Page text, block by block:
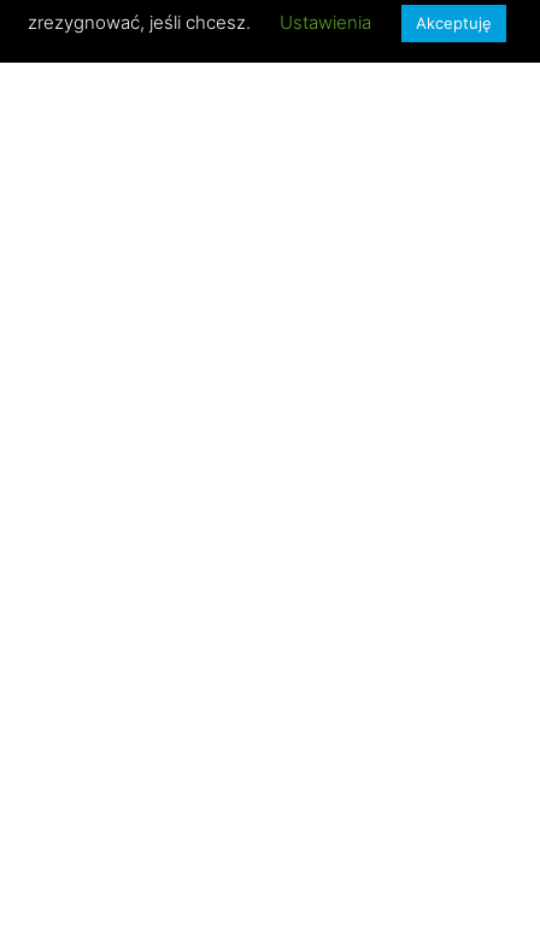
zrezygnować, jeśli chcesz.
Ustawienia Akceptuję